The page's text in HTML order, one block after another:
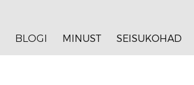
BLOGI MINUST SEISUKOHAD